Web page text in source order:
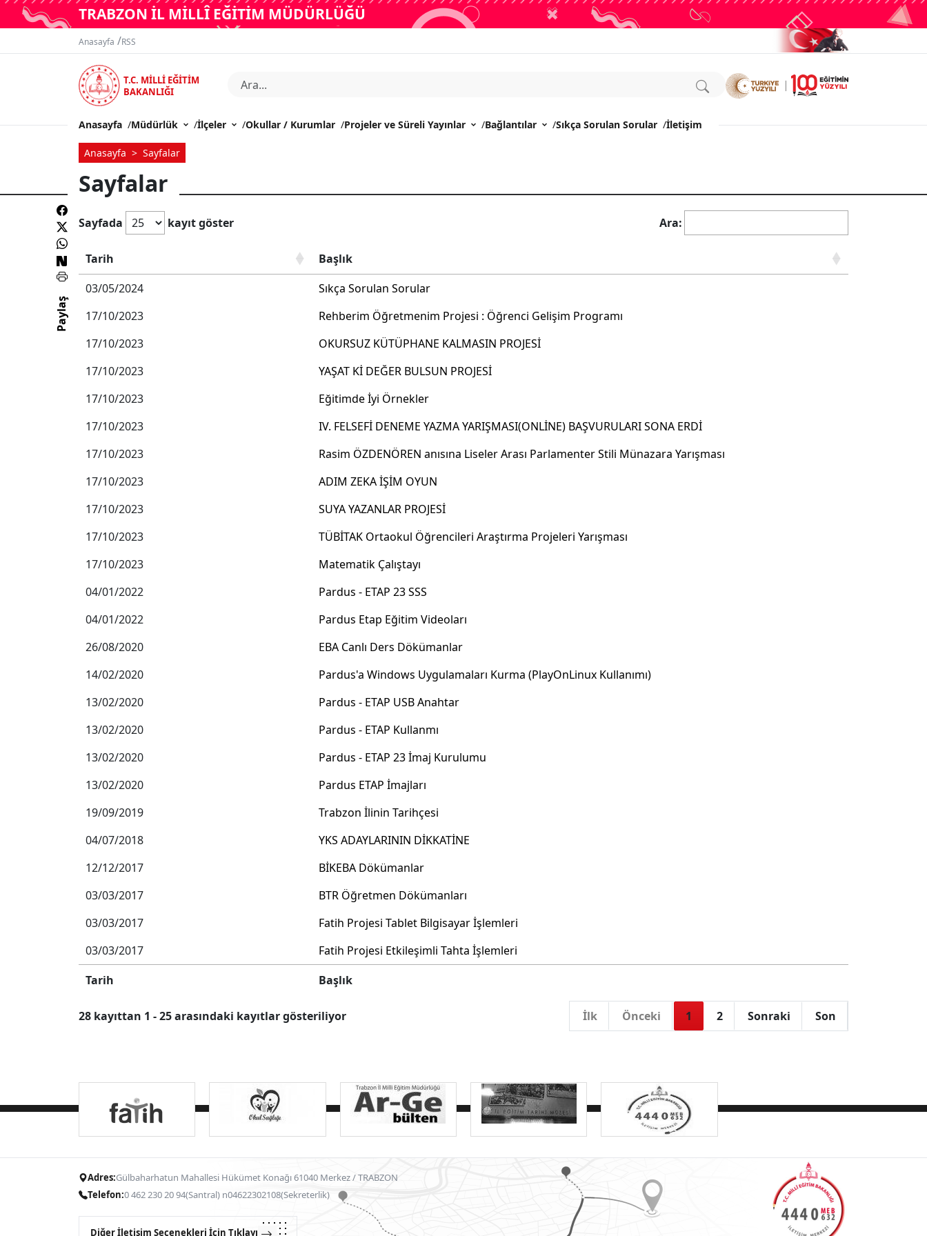
TRABZON İL MİLLÎ EĞİTİM MÜDÜRLÜĞÜ
Anasayfa /RSS
T.C. MİLLİ EĞİTİM
BAKANLIĞI
Anasayfa /Müdürlük /İlçeler /Okullar / Kurumlar /Projeler ve Süreli Yayınlar /Bağlantılar /Sıkça Sorulan Sorular /İletişim
Anasayfa Sayfalar
Sayfalar
Sayfada kayıt göster Ara:
Tarih
Başlık
03/05/2024
Sıkça Sorulan Sorular
17/10/2023
Rehberim Öğretmenim Projesi : Öğrenci Gelişim Programı
17/10/2023
OKURSUZ KÜTÜPHANE KALMASIN PROJESİ
17/10/2023
YAŞAT Kİ DEĞER BULSUN PROJESİ
17/10/2023
Eğitimde İyi Örnekler
17/10/2023
IV. FELSEFİ DENEME YAZMA YARIŞMASI(ONLİNE) BAŞVURULARI SONA ERDİ
17/10/2023
Rasim ÖZDENÖREN anısına Liseler Arası Parlamenter Stili Münazara Yarışması
17/10/2023
ADIM ZEKA İŞİM OYUN
17/10/2023
SUYA YAZANLAR PROJESİ
17/10/2023
TÜBİTAK Ortaokul Öğrencileri Araştırma Projeleri Yarışması
17/10/2023
Matematik Çalıştayı
04/01/2022
Pardus - ETAP 23 SSS
04/01/2022
Pardus Etap Eğitim Videoları
26/08/2020
EBA Canlı Ders Dökümanlar
14/02/2020
Pardus'a Windows Uygulamaları Kurma (PlayOnLinux Kullanımı)
13/02/2020
Pardus - ETAP USB Anahtar
13/02/2020
Pardus - ETAP Kullanmı
13/02/2020
Pardus - ETAP 23 İmaj Kurulumu
13/02/2020
Pardus ETAP İmajları
19/09/2019
Trabzon İlinin Tarihçesi
04/07/2018
YKS ADAYLARININ DİKKATİNE
12/12/2017
BİKEBA Dökümanlar
03/03/2017
BTR Öğretmen Dökümanları
03/03/2017
Fatih Projesi Tablet Bilgisayar İşlemleri
03/03/2017
Fatih Projesi Etkileşimli Tahta İşlemleri
Tarih
Başlık
28 kayıttan 1 - 25 arasındaki kayıtlar gösteriliyor İlk Önceki 1 2 Sonraki Son
Paylaş
Adres:Gülbaharhatun Mahallesi Hükümet Konağı 61040 Merkez / TRABZON
Telefon:0 462 230 20 94(Santral) n04622302108(Sekreterlik)
Diğer İletişim Seçenekleri İçin Tıklayın